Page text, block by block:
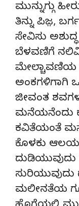
ಮುನ್ನುಗ್ಗು
ತಿನ್ನು ಪಿಜ಼,
ಸೇವಿಸು
ಬೆಳವಣಿಗೆ
ಮೇಲ್ಚಾವಣಿಯ
ಅಂಕಗಳಿಗಾಗಿ
ಜೀವಂತ
ಮನೆಯನೆಂದು
ಕವಿತೆಯಂತೆ
ಕೊಳಕು
ಸುರಿಯುವುದು
ಮಲೀನತೆಯ